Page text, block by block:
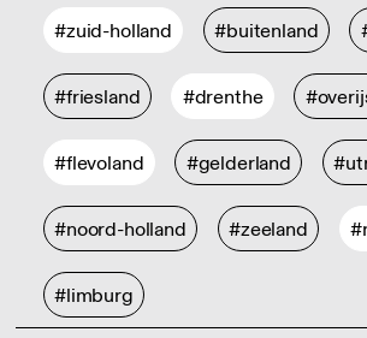
#zuid-holland #buitenland
#friesland #drenthe
#flevoland #gelderland
#noord-holland #zeeland
#limburg